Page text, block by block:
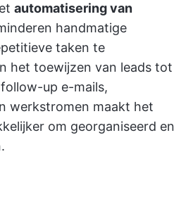
automatisering van
handmatige
taken te
het toewijzen van leads tot
up e-mails,
werkstromen maakt het
om georganiseerd en